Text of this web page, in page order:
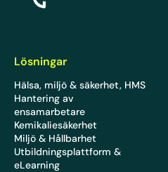
Lösningar
Hälsa, miljö & säkerhet, HMS
Hantering av
ensamarbetare
Kemikaliesäkerhet
Miljö & Hållbarhet
Utbildningsplattform &
eLearning